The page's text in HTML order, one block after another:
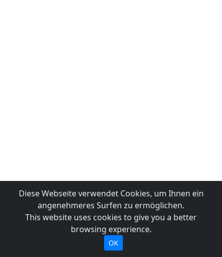
Diese Webseite verwendet Cookies, um Ihnen ein
angenehmeres Surfen zu ermöglichen.
This website uses cookies to give you a better
browsing experience.
OK